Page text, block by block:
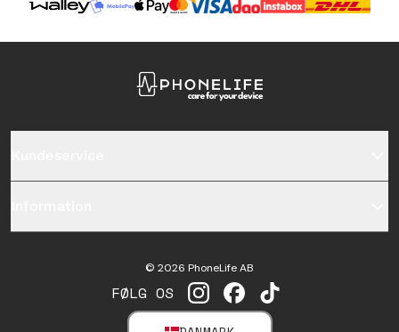
FØLG OS INSTAGRAM
FACEBOOKTIKTOK
© 2026 PhoneLife AB